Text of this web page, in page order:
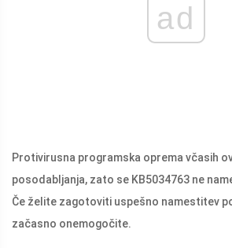
ad
Protivirusna programska oprema včasih
posodabljanja, zato se KB5034763 ne
Če želite zagotoviti uspešno namestitev
začasno onemogočite.